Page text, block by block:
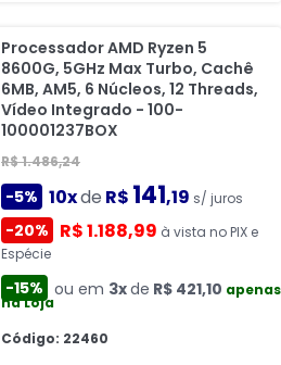
Processador AMD Ryzen 5
8600G, 5GHz Max Turbo, Cachê
6MB, AM5, 6 Núcleos, 12 Threads,
Vídeo Integrado - 100-
100001237BOX
R$ 1.486,24
-5% 10xde R$ 141,19 s/ juros
-20% R$ 1.188,99 à vista no PIX e
Espécie
-15% ou em 3xde R$ 421,10 apenas
na Loja
Código: 22460